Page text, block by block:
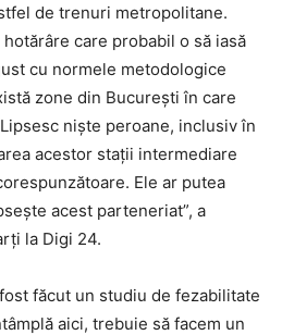
de trenuri metropolitane.
care probabil o să iasă
cu normele metodologice
zone din Bucureşti în care
nişte peroane, inclusiv în
acestor staţii intermediare
Ele ar putea
acest parteneriat”, a
la Digi 24.
făcut un studiu de fezabilitate
aici, trebuie să facem un